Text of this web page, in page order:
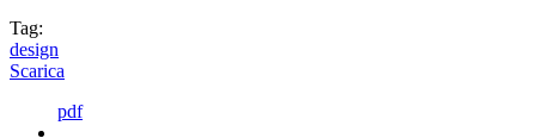
Tag:
design
Scarica
pdf